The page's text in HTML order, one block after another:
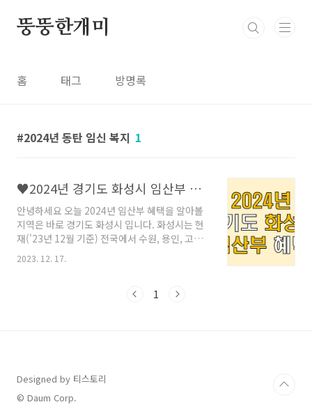
뚱뚱한개미
홈 태그 방명록
2024년 동탄 임신 복지 1
♥2024년 경기도 화성시 임산부 혜택 모음
안녕하세요 오늘 2024년 임산부 혜택을 알아볼
지역은 바로 경기도 화성시 입니다. 화성시는 현
재('23년 12월 기준) 전국에서 수원, 용인, 고양,
창원에 이어 5번째로 인구 100만 명을 넘는 지자
체입니다. 삼성전자, 현대자동차, 기아자동차 등
사가 몰려 있는 양질의 일자리를 보유한 입지로,
은 아래 포스팅에서 확인해주세요 👇 👇
2023.12.13 - ♥2024년 임신 및 출산 혜택
(23.12.16. 추..
2023. 12. 17.
1
Designed by 티스토리
© Daum Corp.